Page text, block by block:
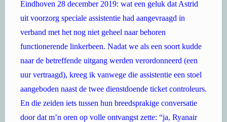
Eindhoven 28 december 2019: wat een geluk dat Astrid
uit voorzorg speciale assistentie had aangevraagd in
verband met het nog niet geheel naar behoren
functionerende linkerbeen. Nadat we als een soort kudde
naar de betreffende uitgang werden verordonneerd (een
uur vertraagd), kreeg ik vanwege die assistentie een stoel
aangeboden naast de twee dienstdoende ticket controleurs.
En die zeiden iets tussen hun breedsprakige conversatie
door dat m’n oren op volle ontvangst zette: “ja, Ryanair